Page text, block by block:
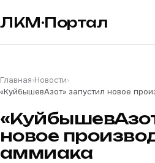
ЛКМ·Портал
Главная›Новости›
«КуйбышевАзот» запустил новое
новое
аммиака